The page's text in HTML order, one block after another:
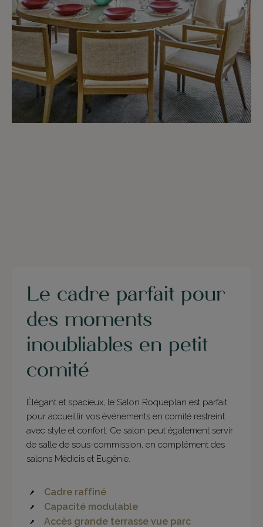
Le cadre parfait pour
des moments
inoubliables en petit
comité
Élégant et spacieux, le Salon Roqueplan est parfait
pour accueillir vos événements en comité restreint
avec style et confort. Ce salon peut également servir
de salle de sous-commission, en complément des
salons Médicis et Eugénie.
Cadre raffiné
Capacité modulable
Accès grande terrasse vue parc